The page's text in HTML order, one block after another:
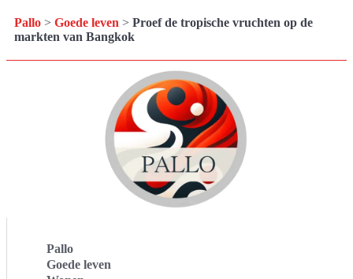
Pallo > Goede leven > Proef de tropische vruchten op de
markten van Bangkok
Pallo
Goede leven